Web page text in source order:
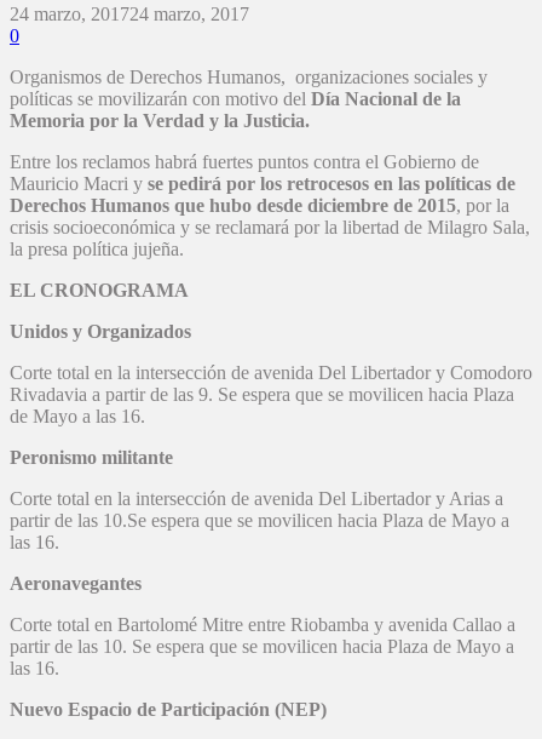
24 marzo, 201724 marzo, 2017
0
Organismos de Derechos Humanos, organizaciones sociales y
políticas se movilizarán con motivo del Día Nacional de la
Memoria por la Verdad y la Justicia.
Entre los reclamos habrá fuertes puntos contra el Gobierno de
Mauricio Macri y se pedirá por los retrocesos en las políticas de
Derechos Humanos que hubo desde diciembre de 2015, por la
crisis socioeconómica y se reclamará por la libertad de Milagro Sala,
la presa política jujeña.
EL CRONOGRAMA
Unidos y Organizados
Corte total en la intersección de avenida Del Libertador y Comodoro
Rivadavia a partir de las 9. Se espera que se movilicen hacia Plaza
de Mayo a las 16.
Peronismo militante
Corte total en la intersección de avenida Del Libertador y Arias a
partir de las 10.Se espera que se movilicen hacia Plaza de Mayo a
las 16.
Aeronavegantes
Corte total en Bartolomé Mitre entre Riobamba y avenida Callao a
partir de las 10. Se espera que se movilicen hacia Plaza de Mayo a
las 16.
Nuevo Espacio de Participación (NEP)